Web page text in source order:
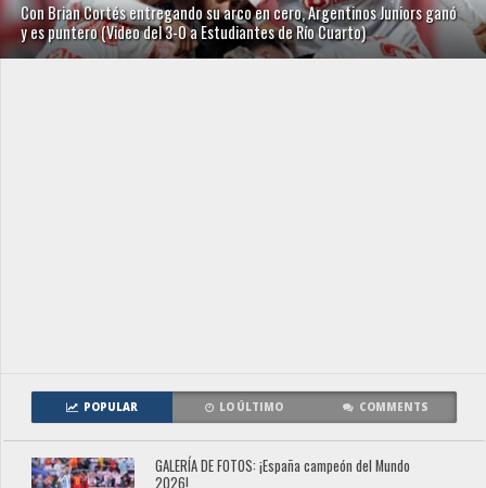
Con Brian Cortés entregando su arco en cero, Argentinos Juniors ganó
y es puntero (Video del 3-0 a Estudiantes de Río Cuarto)
POPULAR LO ÚLTIMO COMMENTS
GALERÍA DE FOTOS: ¡España campeón del Mundo
2026!